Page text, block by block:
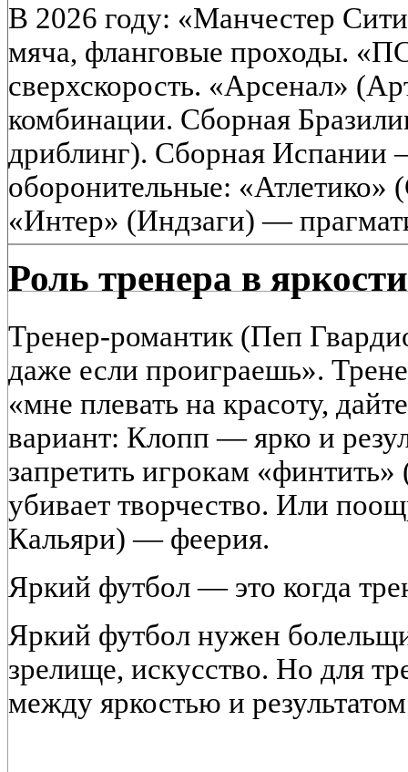
В 2026 году: «Манчестер
мяча, фланговые проходы.
сверхскорость. «Арсенал»
комбинации. Сборная
дриблинг). Сборная Испании
оборонительные:
«Интер» (Индзаги) —
Роль тренера в яркости
Тренер-романтик (Пеп
даже если проиграешь».
«мне плевать на красоту,
вариант: Клопп — ярко и
запретить игрокам
убивает творчество. Или
Кальяри) — феерия.
Яркий футбол — это когда
Яркий футбол нужен
зрелище, искусство. Но для
между яркостью и